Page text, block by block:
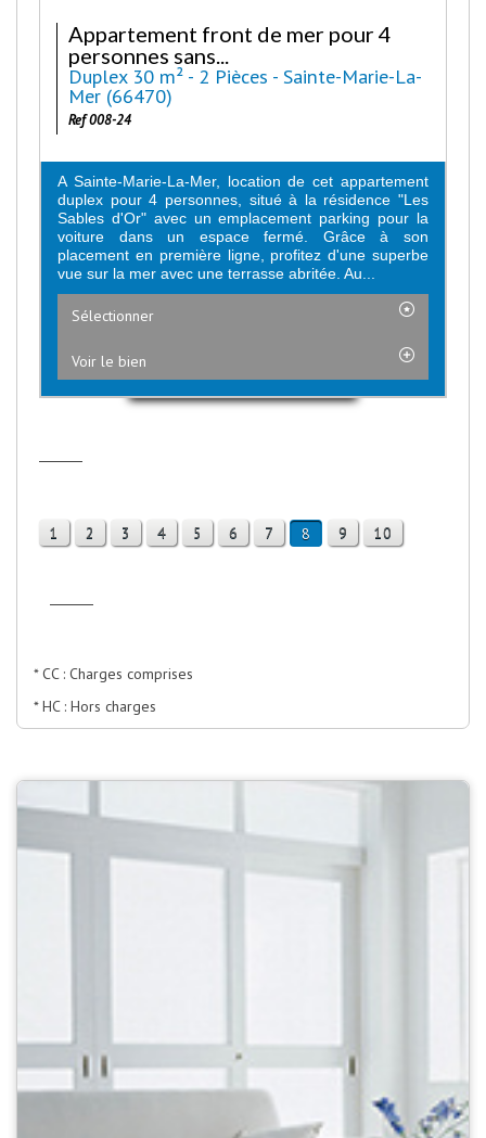
Appartement front de mer pour 4
personnes sans...
Duplex 30 m² - 2 Pièces - Sainte-Marie-La-
Mer (66470)
Ref 008-24
A Sainte-Marie-La-Mer, location de cet appartement
duplex pour 4 personnes, situé à la résidence "Les
Sables d'Or" avec un emplacement parking pour la
voiture dans un espace fermé. Grâce à son
placement en première ligne, profitez d'une superbe
vue sur la mer avec une terrasse abritée. Au...
Sélectionner
Voir le bien
1 2 3 4 5 6 7 8 9 10
* CC : Charges comprises
* HC : Hors charges